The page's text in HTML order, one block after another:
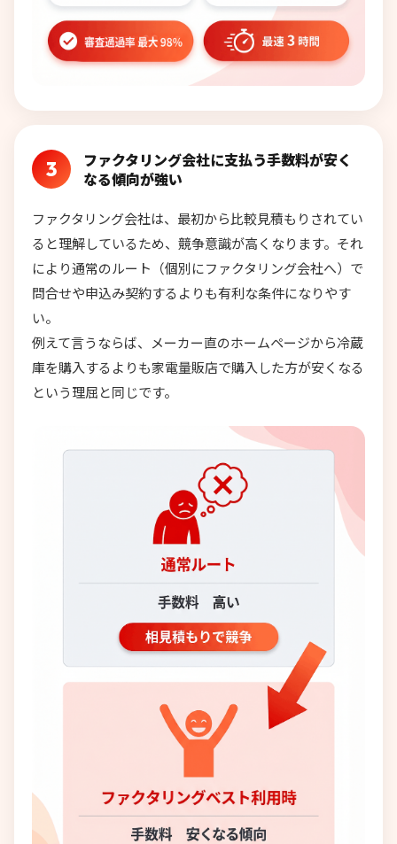
3
ファクタリング会社に支払う手数料が安く
なる傾向が強い
ファクタリング会社は、最初から比較見積もりされてい
ると理解しているため、競争意識が高くなります。それ
により通常のルート（個別にファクタリング会社へ）で
問合せや申込み契約するよりも有利な条件になりやす
い。
例えて言うならば、メーカー直のホームページから冷蔵
庫を購入するよりも家電量販店で購入した方が安くなる
という理屈と同じです。